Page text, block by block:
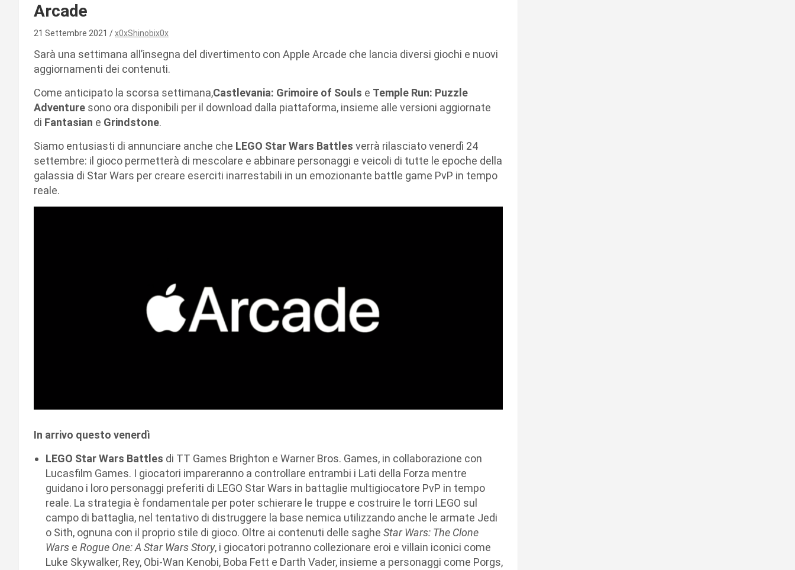
Arcade
21 Settembre 2021 x0xShinobix0x
Sarà una settimana all’insegna del divertimento con Apple Arcade che lancia diversi giochi e nuovi
aggiornamenti dei contenuti.
Come anticipato la scorsa settimana,Castlevania: Grimoire of Souls e Temple Run: Puzzle
Adventure sono ora disponibili per il download dalla piattaforma, insieme alle versioni aggiornate
di Fantasian e Grindstone.
Siamo entusiasti di annunciare anche che LEGO Star Wars Battles verrà rilasciato venerdì 24
settembre: il gioco permetterà di mescolare e abbinare personaggi e veicoli di tutte le epoche della
galassia di Star Wars per creare eserciti inarrestabili in un emozionante battle game PvP in tempo
reale.
In arrivo questo venerdì
LEGO Star Wars Battles di TT Games Brighton e Warner Bros. Games, in collaborazione con
Lucasfilm Games. I giocatori impareranno a controllare entrambi i Lati della Forza mentre
guidano i loro personaggi preferiti di LEGO Star Wars in battaglie multigiocatore PvP in tempo
reale. La strategia è fondamentale per poter schierare le truppe e costruire le torri LEGO sul
campo di battaglia, nel tentativo di distruggere la base nemica utilizzando anche le armate Jedi
o Sith, ognuna con il proprio stile di gioco. Oltre ai contenuti delle saghe Star Wars: The Clone
Wars e Rogue One: A Star Wars Story, i giocatori potranno collezionare eroi e villain iconici come
Luke Skywalker, Rey, Obi-Wan Kenobi, Boba Fett e Darth Vader, insieme a personaggi come Porgs,